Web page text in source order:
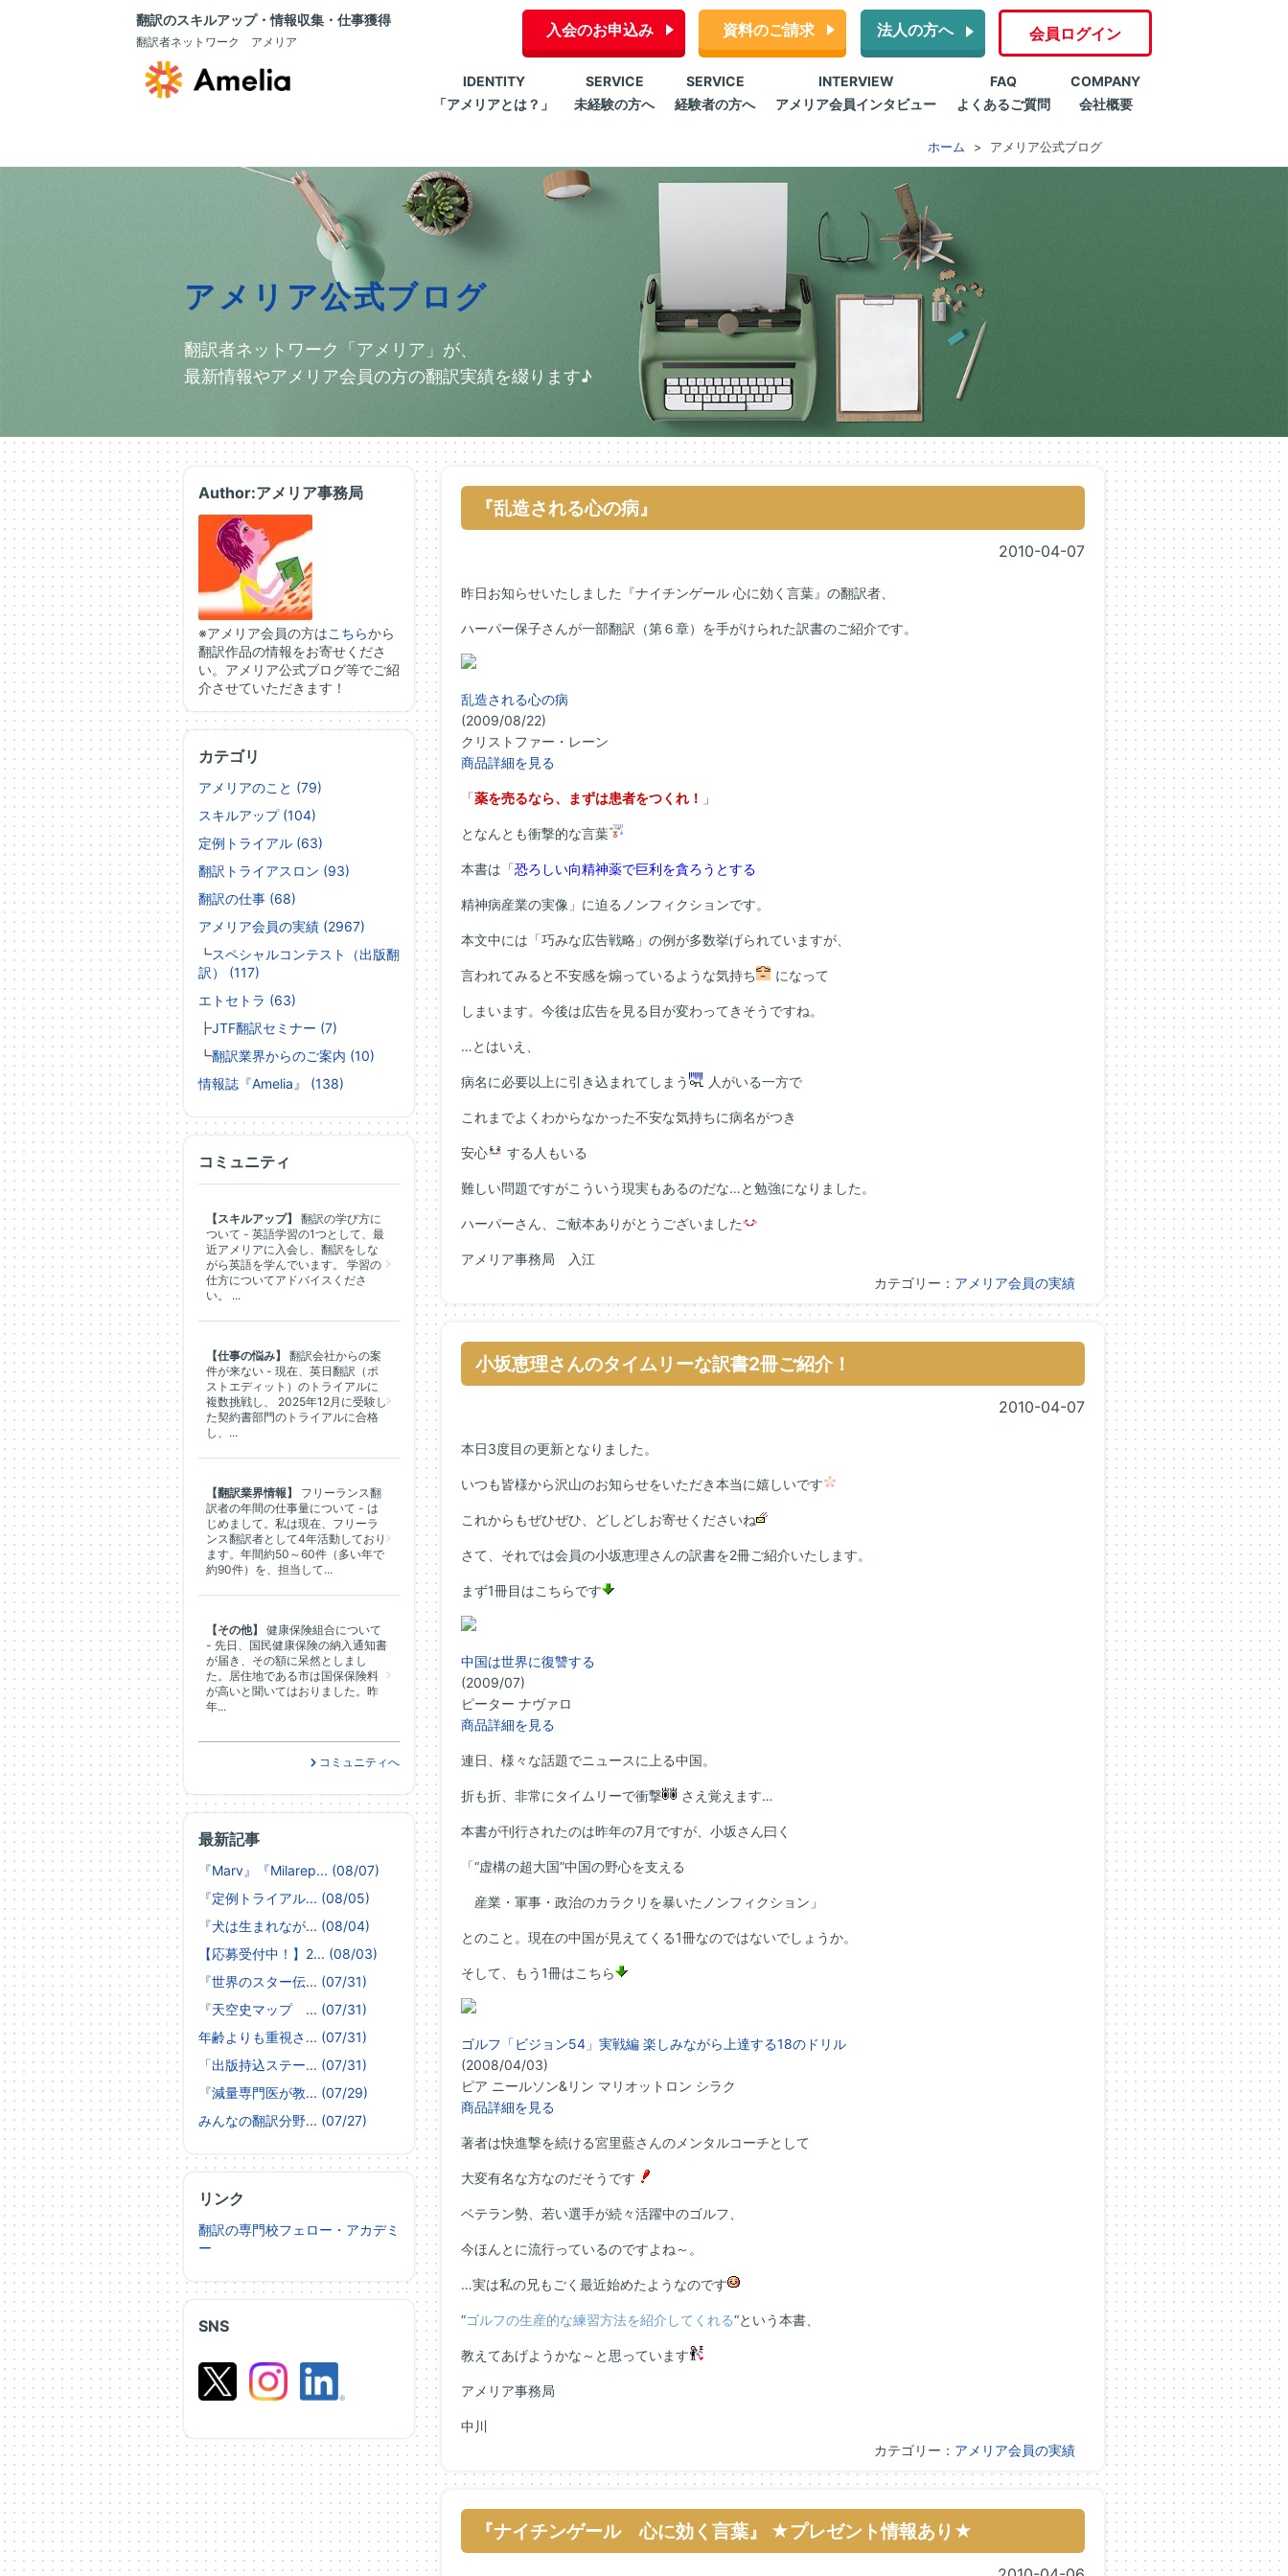
翻訳のスキルアップ・情報収集・仕事獲得
翻訳者ネットワーク アメリア
入会のお申込み 資料のご請求 法人の方へ 会員ログイン
IDENTITY
「アメリアとは？」
SERVICE
未経験の方へ
SERVICE
経験者の方へ
INTERVIEW
アメリア会員インタビュー
FAQ
よくあるご質問
COMPANY
会社概要
ホーム アメリア公式ブログ
アメリア公式ブログ
翻訳者ネットワーク「アメリア」が、
最新情報やアメリア会員の方の翻訳実績を綴ります♪
『乱造される心の病』
2010-04-07
昨日お知らせいたしました『ナイチンゲール 心に効く言葉』の翻訳者、
ハーパー保子さんが一部翻訳（第６章）を手がけられた訳書のご紹介です。
乱造される心の病
(2009/08/22)
クリストファー・レーン
商品詳細を見る
「薬を売るなら、まずは患者をつくれ！ 」
となんとも衝撃的な言葉
本書は「恐ろしい向精神薬で巨利を貪ろうとする
精神病産業の実像」に迫るノンフィクションです。
本文中には「巧みな広告戦略」の例が多数挙げられていますが、
言われてみると不安感を煽っているような気持ち になって
しまいます。今後は広告を見る目が変わってきそうですね。
…とはいえ、
病名に必要以上に引き込まれてしまう 人がいる一方で
これまでよくわからなかった不安な気持ちに病名がつき
安心 する人もいる
難しい問題ですがこういう現実もあるのだな…と勉強になりました。
ハーパーさん、ご献本ありがとうございました
アメリア事務局 入江
カテゴリー： アメリア会員の実績
小坂恵理さんのタイムリーな訳書2冊ご紹介！
2010-04-07
本日3度目の更新となりました。
いつも皆様から沢山のお知らせをいただき本当に嬉しいです
これからもぜひぜひ、どしどしお寄せくださいね
さて、それでは会員の小坂恵理さんの訳書を2冊ご紹介いたします。
まず1冊目はこちらです
中国は世界に復讐する
(2009/07)
ピーター ナヴァロ
商品詳細を見る
連日、様々な話題でニュースに上る中国。
折も折、非常にタイムリーで衝撃 さえ覚えます…
本書が刊行されたのは昨年の7月ですが、小坂さん曰く
「“虚構の超大国”中国の野心を支える
産業・軍事・政治のカラクリを暴いたノンフィクション」
とのこと。現在の中国が見えてくる1冊なのではないでしょうか。
そして、もう1冊はこちら
ゴルフ「ビジョン54」実戦編 楽しみながら上達する18のドリル
(2008/04/03)
ピア ニールソン&リン マリオットロン シラク
商品詳細を見る
著者は快進撃を続ける宮里藍さんのメンタルコーチとして
大変有名な方なのだそうです
ベテラン勢、若い選手が続々活躍中のゴルフ、
今ほんとに流行っているのですよね～。
…実は私の兄もごく最近始めたようなのです
“ゴルフの生産的な練習方法を紹介してくれる“という本書、
教えてあげようかな～と思っています
アメリア事務局
中川
カテゴリー： アメリア会員の実績
『ナイチンゲール 心に効く言葉』 ★プレゼント情報あり★
Author:アメリア事務局
※アメリア会員の方はこちらから
翻訳作品の情報をお寄せくださ
い。アメリア公式ブログ等でご紹
介させていただきます！
SNS
カテゴリ
アメリアのこと (79)
スキルアップ (104)
定例トライアル (63)
翻訳トライアスロン (93)
翻訳の仕事 (68)
アメリア会員の実績 (2967)
┗スペシャルコンテスト（出版翻
訳） (117)
エトセトラ (63)
┣JTF翻訳セミナー (7)
┗翻訳業界からのご案内 (10)
情報誌『Amelia』 (138)
最新記事
『Marv』『Milarep... (08/07)
『定例トライアル... (08/05)
『犬は生まれなが... (08/04)
【応募受付中！】2... (08/03)
『世界のスター伝... (07/31)
『天空史マップ ... (07/31)
年齢よりも重視さ... (07/31)
「出版持込ステー... (07/31)
『減量専門医が教... (07/29)
みんなの翻訳分野... (07/27)
リンク
翻訳の専門校フェロー・アカデミ
ー
コミュニティ
【スキルアップ】
翻訳の学び方に
ついて - 英語学習の1つとして、最
近アメリアに入会し、翻訳をしな
がら英語を学んでいます。 学習の
仕方についてアドバイスくださ
い。 ...
【仕事の悩み】
翻訳会社からの案
件が来ない - 現在、英日翻訳（ポ
ストエディット）のトライアルに
複数挑戦し、 2025年12月に受験し
た契約書部門のトライアルに合格
し、...
【翻訳業界情報】
フリーランス翻
訳者の年間の仕事量について - は
じめまして。私は現在、フリーラ
ンス翻訳者として4年活動しており
ます。年間約50～60件（多い年で
約90件）を、担当して...
【その他】
健康保険組合について
- 先日、国民健康保険の納入通知書
が届き、その額に呆然としまし
た。居住地である市は国保保険料
が高いと聞いてはおりました。昨
年...
コミュニティへ